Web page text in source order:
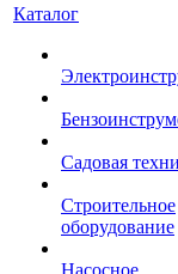
Каталог
Садовая
Строительное
оборудование
Насосное